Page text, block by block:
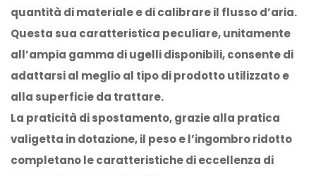
quantità di materiale e di calibrare il flusso d’aria.
Questa sua caratteristica peculiare, unitamente
all’ampia gamma di ugelli disponibili, consente di
adattarsi al meglio al tipo di prodotto utilizzato e
alla superficie da trattare.
La praticità di spostamento, grazie alla pratica
valigetta in dotazione, il peso e l’ingombro ridotto
completano le caratteristiche di eccellenza di